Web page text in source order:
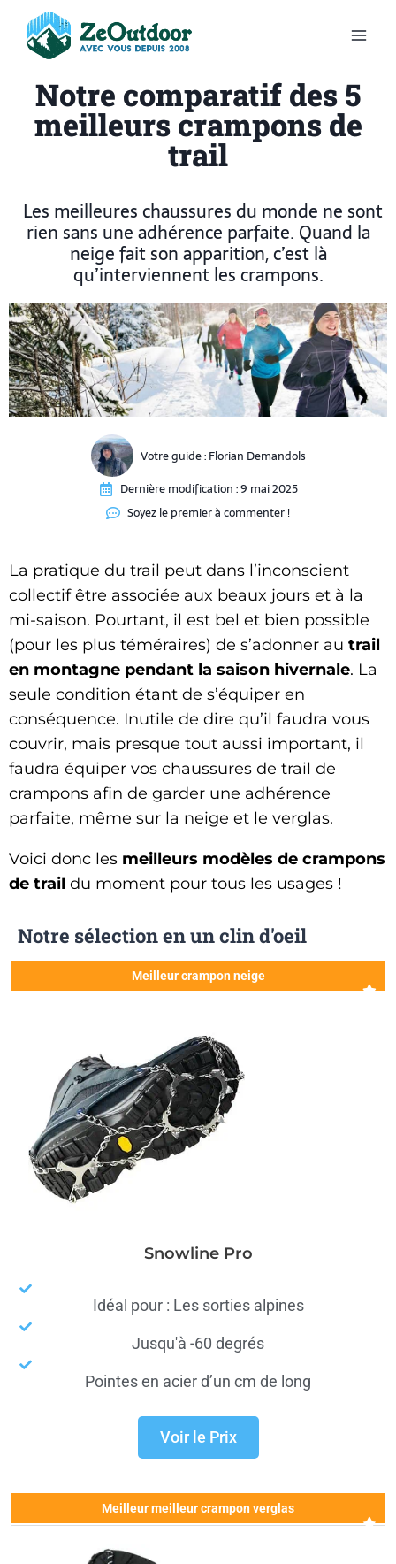
Notre comparatif des 5
meilleurs crampons de
trail
Les meilleures chaussures du monde ne sont
rien sans une adhérence parfaite. Quand la
neige fait son apparition, c’est là
qu’interviennent les crampons.
Votre guide :Florian Demandols
Dernière modification :9 mai 2025
Soyez le premier à commenter !
La pratique du trail peut dans l’inconscient
collectif être associée aux beaux jours et à la
mi-saison. Pourtant, il est bel et bien possible
(pour les plus téméraires) de s’adonner au trail
en montagne pendant la saison hivernale. La
seule condition étant de s’équiper en
conséquence. Inutile de dire qu’il faudra vous
couvrir, mais presque tout aussi important, il
faudra équiper vos chaussures de trail de
crampons afin de garder une adhérence
parfaite, même sur la neige et le verglas.
Voici donc les meilleurs modèles de crampons
de trail du moment pour tous les usages !
Notre sélection en un clin d'oeil
Meilleur crampon neige
Snowline Pro
Idéal pour : Les sorties alpines
Jusqu'à -60 degrés
Pointes en acier d’un cm de long
Voir le Prix
Meilleur meilleur crampon verglas